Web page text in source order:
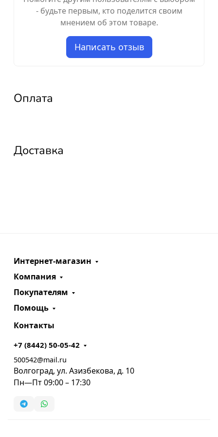
- будьте первым, кто поделится своим
мнением об этом товаре.
Написать отзыв
Оплата
Доставка
Интернет-магазин
Компания
Покупателям
Помощь
Контакты
+7 (8442) 50-05-42
500542@mail.ru
Волгоград, ул. Азизбекова, д. 10
Пн—Пт 09:00 – 17:30